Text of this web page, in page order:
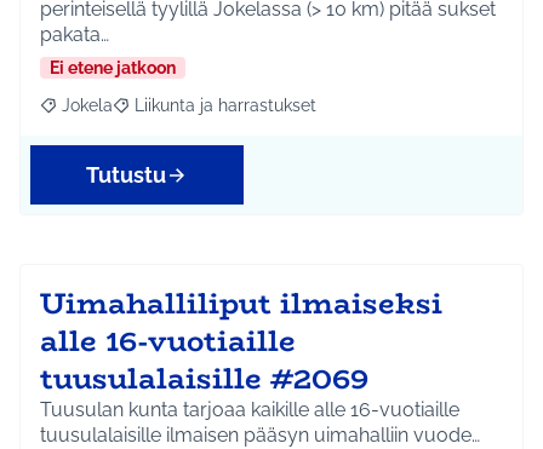
perinteisellä tyylillä Jokelassa (> 10 km) pitää sukset
pakata…
Ei etene jatkoon
Rajaa tulokset aihepiirin mukaan: Jokela
Jokela Rajaa tulokset teeman mukaan: Liikunta ja
Liikunta ja harrastukset
Tutustu
Uimahalliliput ilmaiseksi
alle 16-vuotiaille
tuusulalaisille #2069
Tuusulan kunta tarjoaa kaikille alle 16-vuotiaille
tuusulalaisille ilmaisen pääsyn uimahalliin vuode…